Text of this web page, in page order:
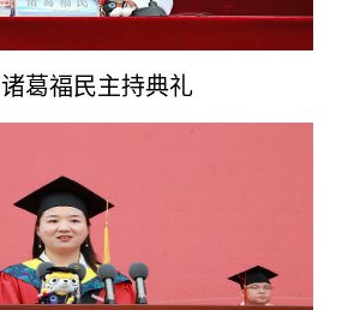
诸葛福民主持典礼